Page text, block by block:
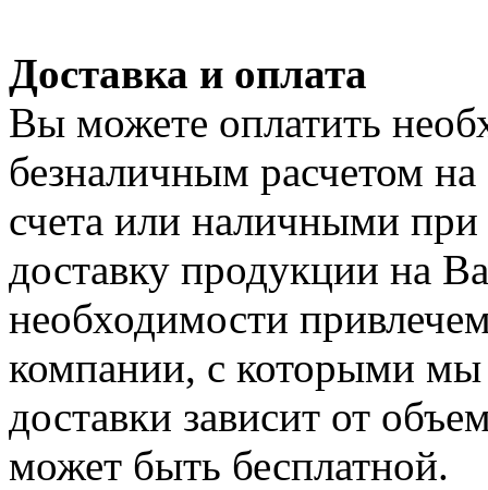
Доставка и оплата
Вы можете оплатить
безналичным расчетом
счета или наличными
доставку продукции на
необходимости
компании, с которыми
доставки зависит от
может быть бесплатной.